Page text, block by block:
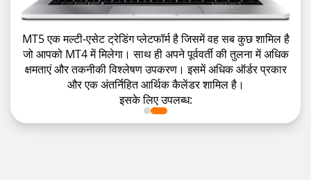
MT5 एक मल्टी-एसेट ट्रेडिंग प्लेटफॉर्म है जिसमें वह सब कुछ शामिल है
जो आपको MT4 में मिलेगा। साथ ही अपने पूर्ववर्ती की तुलना में अधिक
क्षमताएं और तकनीकी विश्लेषण उपकरण। इसमें अधिक ऑर्डर प्रकार
और एक अंतर्निहित आर्थिक कैलेंडर शामिल है।
इसके लिए उपलब्ध: